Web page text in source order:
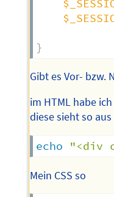
}
Gibt es Vor- bzw.
im HTML habe
diese sieht so aus
echo "<div
Mein CSS so